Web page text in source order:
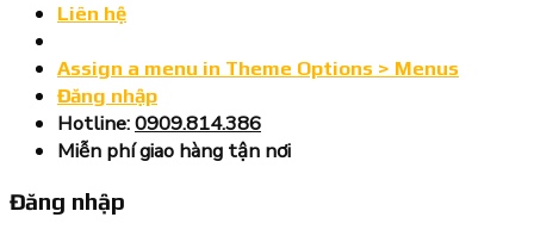
Liên hệ
Assign a menu in Theme Options > Menus
Đăng nhập
Hotline:0909.814.386
Miễn phí giao hàng tận nơi
Đăng nhập